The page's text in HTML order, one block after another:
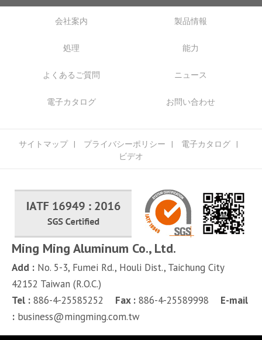
会社案内 製品情報
処理 能力
よくあるご質問 ニュース
電子カタログ お問い合わせ
サイトマップ プライバシーポリシー
電子カタログ
ビデオ
Ming Ming Aluminum Co., Ltd.
Add : No. 5-3, Fumei Rd., Houli Dist., Taichung City
42152 Taiwan (R.O.C.)
Tel : 886-4-25585252 Fax : 886-4-25589998
E-mail
: business@mingming.com.tw